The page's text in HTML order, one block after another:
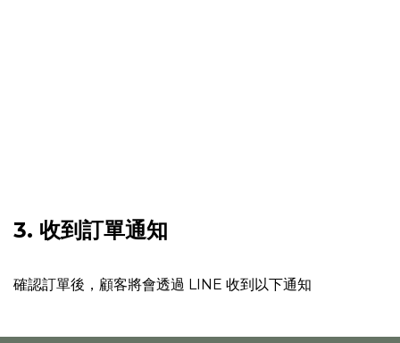
3. 收到訂單通知
確認訂單後，顧客將會透過 LINE 收到以下通知